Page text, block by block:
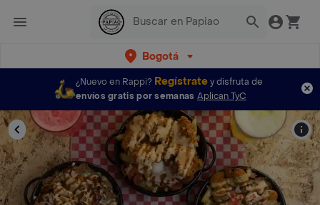
Bogotá
¿Nuevo en Rappi? Regístratey disfruta de
envíos gratis por semanas Aplican TyC